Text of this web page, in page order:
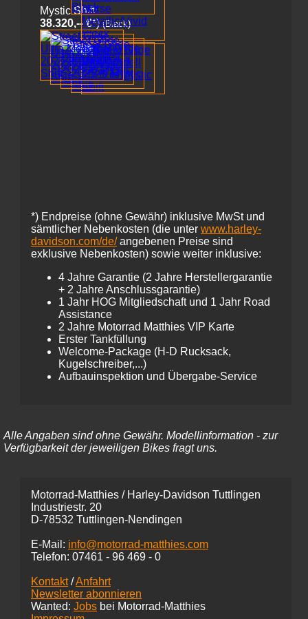
Mystic Shift:
38.320,-- €*)(Black)
*) Endpreise (ohne Gewähr) inklusive MwSt und
sämtlicher Nebenkosten (die unter www.harley-
davidson.com/de/angebenen Preise sind
exklusive Nebenkosten) sowie weiter inklusive:
4 Jahre Garantie (2 Jahre Herstellergarantie
+ 2 Jahre Anschlussgarantie)
1 Jahr HOG Mitgliedschaft und 1 Jahr Road
Assistance
2 Jahre Motorrad Matthies VIP Karte
Erster Tankfüllung
Welcome-Package (H-D Rucksack,
Kugelschreiber,...)
Aufbauinspektion und Übergabe-Service
Alle Angaben sind ohne Gewähr. Modellinformation - zur
Verfügbarkeit der jeweiligen Bikes fragt uns.
Motorrad-Matthies / Harley-Davidson Tuttlingen
Industriestr. 20
D-78532 Tuttlingen-Nendingen
E-Mail: info@motorrad-matthies.com
Telefon: 07461 - 96 469 - 0
Kontakt/Anfahrt
Newsletter abonnieren
Wanted: Jobs bei Motorrad-Matthies